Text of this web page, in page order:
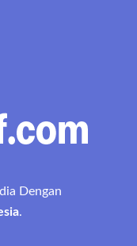
Dengan
.